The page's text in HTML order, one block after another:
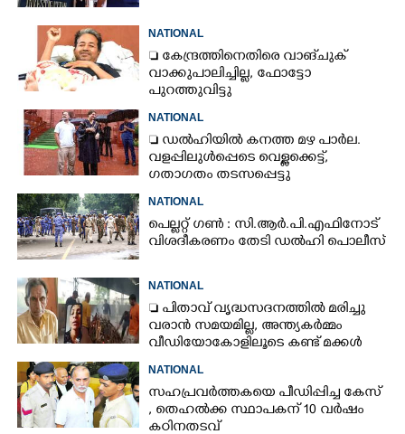
NATIONAL
 കേന്ദ്രത്തിനെതിരെ വാങ്‌ചുക്
വാക്കുപാലിച്ചില്ല, ഫോട്ടോ
പുറത്തുവിട്ടു
NATIONAL
 ഡൽഹിയിൽ കനത്ത മഴ പാർല.
വളപ്പിലുൾപ്പെടെ വെള്ളക്കെട്ട്,
ഗതാഗതം തടസപ്പെട്ടു
NATIONAL
പെല്ലറ്റ് ഗൺ : സി.ആർ.പി.എഫിനോട്
വിശദീകരണം തേടി ഡൽഹി പൊലീസ്
NATIONAL
 പിതാവ് വൃദ്ധസദനത്തിൽ മരിച്ചു
വരാൻ സമയമില്ല,​ അന്ത്യകർമ്മം
വീഡിയോകോളിലൂടെ കണ്ട് മക്കൾ
NATIONAL
സഹപ്രവർത്തകയെ പീഡിപ്പിച്ച കേസ്
, തെഹൽക്ക സ്ഥാപകന് 10 വർഷം
കഠിനതടവ്